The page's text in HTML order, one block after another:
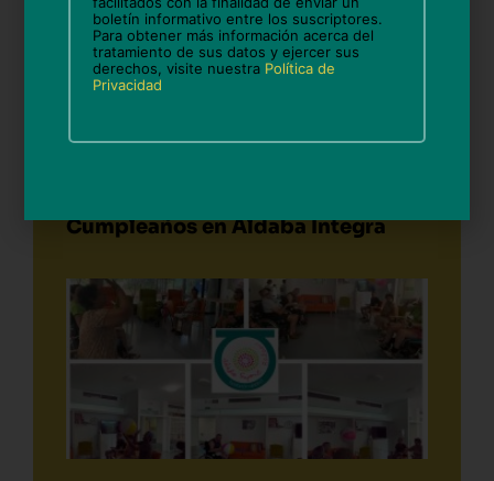
Cumpleaños en Aldaba Integra
boletín informativo entre los suscriptores.
Para obtener más información acerca del
tratamiento de sus datos y ejercer sus
derechos, visite nuestra Política de
Privacidad